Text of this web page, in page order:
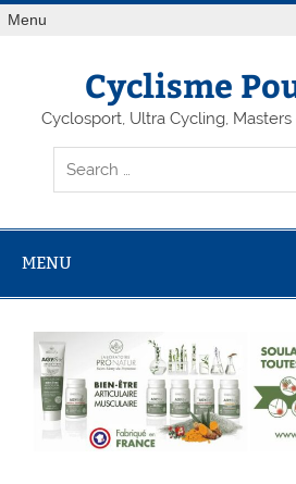
Menu
Cyclisme
Cyclosport, Ultra Cycling,
MENU